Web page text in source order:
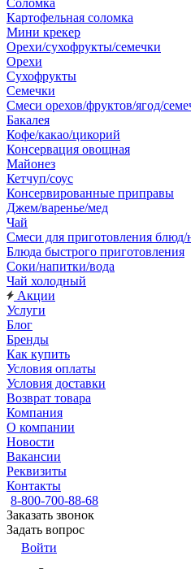
Соломка
Картофельная соломка
Мини крекер
Орехи/сухофрукты/семечки
Орехи
Сухофрукты
Семечки
Смеси орехов/фруктов/ягод/
Бакалея
Кофе/какао/цикорий
Консервация овощная
Майонез
Кетчуп/соус
Консервированные приправы
Джем/варенье/мед
Чай
Смеси для приготовления блюд/
Блюда быстрого приготовления
Соки/напитки/вода
Чай холодный
Акции
Услуги
Блог
Бренды
Как купить
Условия оплаты
Условия доставки
Возврат товара
Компания
О компании
Новости
Вакансии
Реквизиты
Контакты
8-800-700-88-68
Заказать звонок
Задать вопрос
Войти